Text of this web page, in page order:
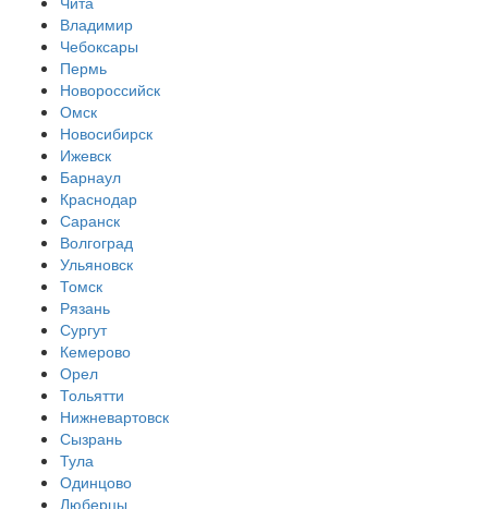
Владимир
Чебоксары
Пермь
Новороссийск
Омск
Новосибирск
Ижевск
Барнаул
Краснодар
Саранск
Волгоград
Ульяновск
Томск
Рязань
Сургут
Кемерово
Орел
Тольятти
Нижневартовск
Сызрань
Тула
Одинцово
Люберцы